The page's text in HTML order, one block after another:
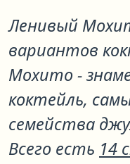
Ленивый
вариантов
Мохито -
коктейль,
семейства
Всего есть 14